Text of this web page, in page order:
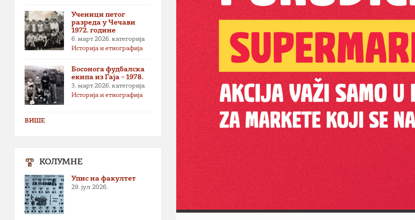
Ученици петог
разреда у Чечави
1972. године
6. март 2026. категорија
Историја и етнографија
Босонога фудбалска
екипа из Гаја – 1978.
3. март 2026. категорија
Историја и етнографија
ВИШЕ
КОЛУМНЕ
Упис на факултет
29. јул 2026.